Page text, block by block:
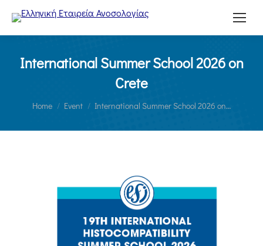
International Summer School 2026 οn
Crete
You are here:
Home Event International Summer School 2026 οn…